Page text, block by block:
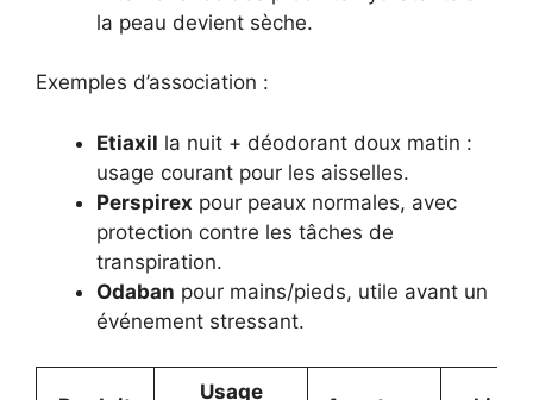
la peau devient sèche.
Exemples d’association :
Etiaxil la nuit + déodorant doux matin :
usage courant pour les aisselles.
Perspirex pour peaux normales, avec
protection contre les tâches de
transpiration.
Odaban pour mains/pieds, utile avant un
événement stressant.
Usage